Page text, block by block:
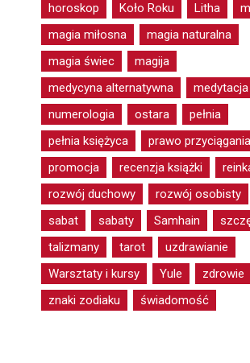
horoskop
Koło Roku Litha
magia miłosna
magia naturalna
magia świec
magija
medycyna alternatywna
medytacja
numerologia
ostara
pełnia
pełnia księżyca
prawo przyciągania
promocja
recenzja książki
rozwój duchowy
rozwój osobisty
sabat
sabaty Samhain
talizmany
tarot
uzdrawianie
Warsztaty i kursy
Yule zdrowie
znaki zodiaku
świadomość